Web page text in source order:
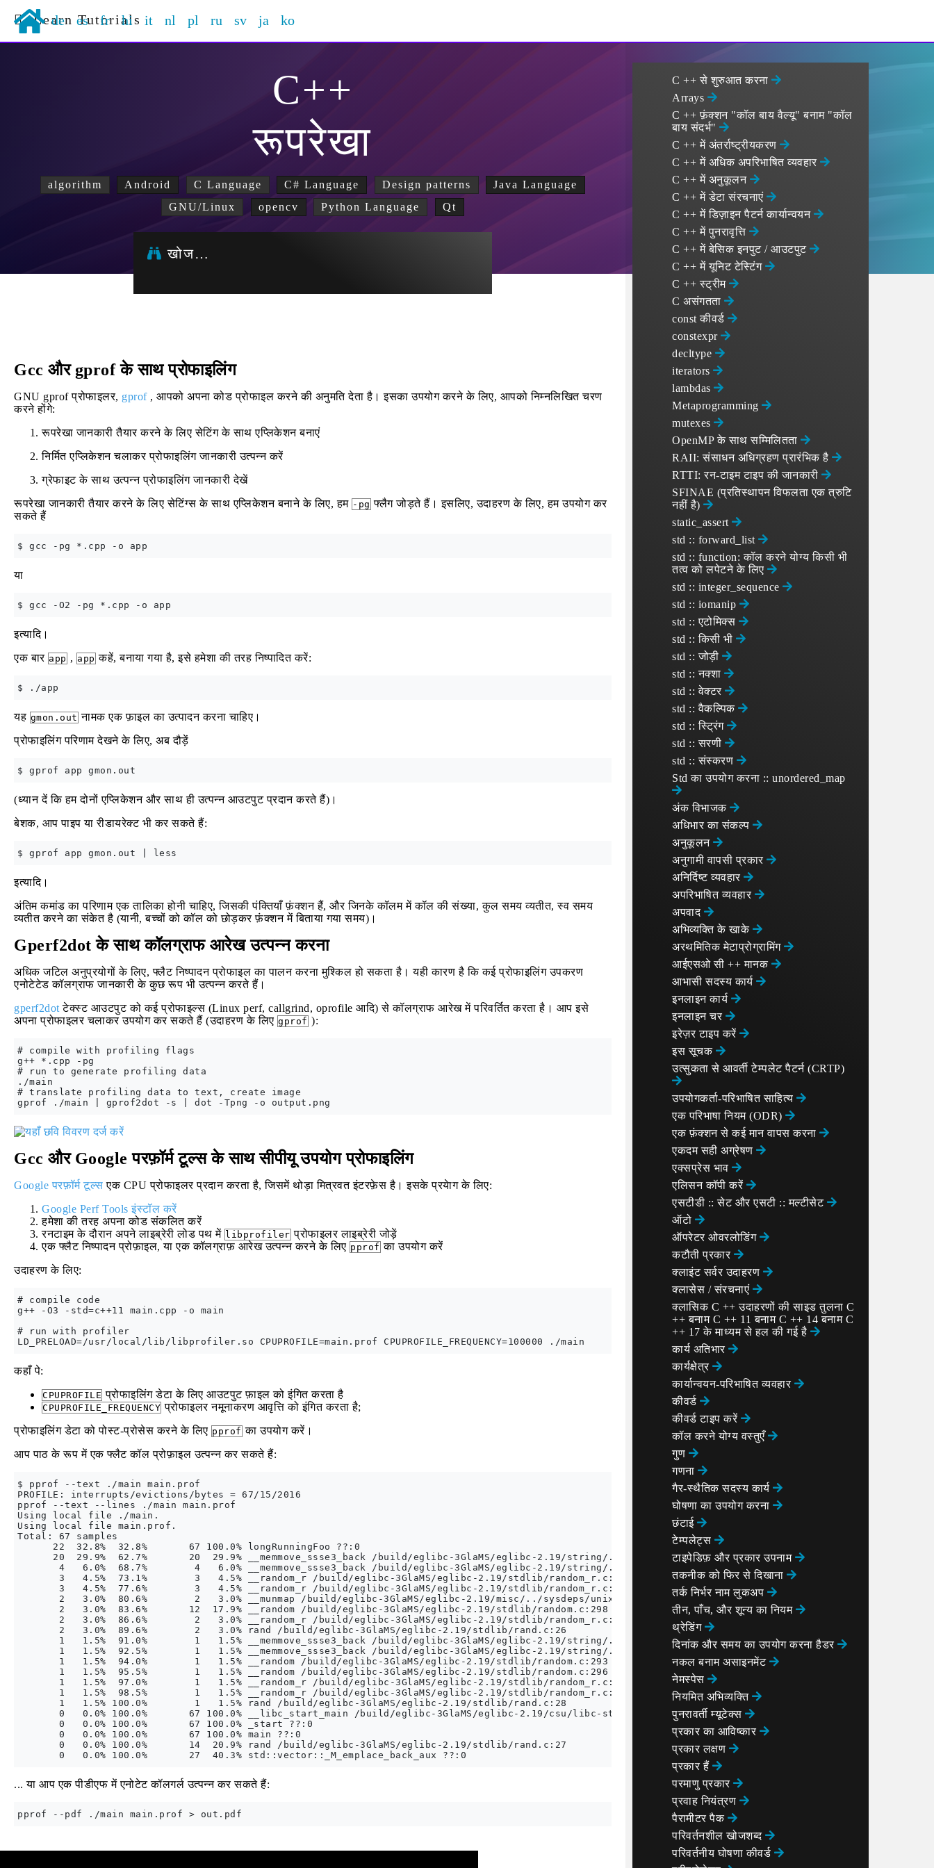
Learn Tutorials
de es fr hi it nl pl ru sv ja ko
C++
रूपरेखा
algorithm Android C Language C# Language Design patterns
Java Language
GNU/Linux
opencv Python Language Qt
खोज…
Gcc और gprof के साथ प्रोफाइलिंग
GNU gprof प्रोफाइलर, gprof, आपको अपना कोड प्रोफाइल करने की अनुमति देता है। इसका उपयोग करने के लिए, आपको निम्नलिखित चरण
करने होंगे:
रूपरेखा जानकारी तैयार करने के लिए सेटिंग के साथ एप्लिकेशन बनाएं
निर्मित एप्लिकेशन चलाकर प्रोफाइलिंग जानकारी उत्पन्न करें
ग्रेफाइट के साथ उत्पन्न प्रोफाइलिंग जानकारी देखें
रूपरेखा जानकारी तैयार करने के लिए सेटिंग्स के साथ एप्लिकेशन बनाने के लिए, हम -pg फ्लैग जोड़ते हैं। इसलिए, उदाहरण के लिए, हम उपयोग कर
सकते हैं
या
इत्यादि।
एक बार app , app कहें, बनाया गया है, इसे हमेशा की तरह निष्पादित करें:
यह gmon.out नामक एक फ़ाइल का उत्पादन करना चाहिए।
प्रोफाइलिंग परिणाम देखने के लिए, अब दौड़ें
(ध्यान दें कि हम दोनों एप्लिकेशन और साथ ही उत्पन्न आउटपुट प्रदान करते हैं)।
बेशक, आप पाइप या रीडायरेक्ट भी कर सकते हैं:
इत्यादि।
अंतिम कमांड का परिणाम एक तालिका होनी चाहिए, जिसकी पंक्तियाँ फ़ंक्शन हैं, और जिनके कॉलम में कॉल की संख्या, कुल समय व्यतीत, स्व समय
व्यतीत करने का संकेत है (यानी, बच्चों को कॉल को छोड़कर फ़ंक्शन में बिताया गया समय)।
Gperf2dot के साथ कॉलग्राफ आरेख उत्पन्न करना
अधिक जटिल अनुप्रयोगों के लिए, फ्लैट निष्पादन प्रोफाइल का पालन करना मुश्किल हो सकता है। यही कारण है कि कई प्रोफाइलिंग उपकरण
एनोटेटेड कॉलग्राफ जानकारी के कुछ रूप भी उत्पन्न करते हैं।
gperf2dot टेक्स्ट आउटपुट को कई प्रोफाइल्स (Linux perf, callgrind, oprofile आदि) से कॉलग्राफ आरेख में परिवर्तित करता है। आप इसे
अपना प्रोफाइलर चलाकर उपयोग कर सकते हैं (उदाहरण के लिए gprof ):
# compile with profiling flags
g++ *.cpp -pg
# run to generate profiling data
./main
# translate profiling data to text, create image
Gcc और Google परफ़ॉर्म टूल्स के साथ सीपीयू उपयोग प्रोफाइलिंग
Google परफ़ॉर्म टूल्स एक CPU प्रोफाइलर प्रदान करता है, जिसमें थोड़ा मित्रवत इंटरफ़ेस है। इसके प्रयेाग के लिए:
Google Perf Tools इंस्टॉल करें
हमेशा की तरह अपना कोड संकलित करें
रनटाइम के दौरान अपने लाइब्रेरी लोड पथ में libprofiler प्रोफाइलर लाइब्रेरी जोड़ें
एक फ्लैट निष्पादन प्रोफ़ाइल, या एक कॉलग्राफ़ आरेख उत्पन्न करने के लिए pprof का उपयोग करें
उदाहरण के लिए:
# compile code
g++ -O3 -std=c++11 main.cpp -o main
# run with profiler
कहाँ पे:
CPUPROFILE प्रोफाइलिंग डेटा के लिए आउटपुट फ़ाइल को इंगित करता है
CPUPROFILE_FREQUENCY प्रोफाइलर नमूनाकरण आवृत्ति को इंगित करता है;
प्रोफाइलिंग डेटा को पोस्ट-प्रोसेस करने के लिए pprof का उपयोग करें।
आप पाठ के रूप में एक फ्लैट कॉल प्रोफ़ाइल उत्पन्न कर सकते हैं:
$ pprof --text ./main main.prof
PROFILE: interrupts/evictions/bytes = 67/15/2016
pprof --text --lines ./main main.prof
Using local file ./main.
Using local file main.prof.
Total: 67 samples
      22  32.8%  32.8%       67 100.0% longRunningFoo ??:0
      20  29.9%  62.7%       20  29.9% __memmove_ssse3_back /build/eglibc-3GlaMS/eglibc-2.19/string/../sysdeps/x86_64/multiarch/memcpy-ssse3-back.S:1627
       4   6.0%  68.7%        4   6.0% __memmove_ssse3_back /build/eglibc-3GlaMS/eglibc-2.19/string/../sysdeps/x86_64/multiarch/memcpy-ssse3-back.S:1619
       3   4.5%  73.1%        3   4.5% __random_r /build/eglibc-3GlaMS/eglibc-2.19/stdlib/random_r.c:388
       3   4.5%  77.6%        3   4.5% __random_r /build/eglibc-3GlaMS/eglibc-2.19/stdlib/random_r.c:401
       2   3.0%  80.6%        2   3.0% __munmap /build/eglibc-3GlaMS/eglibc-2.19/misc/../sysdeps/unix/syscall-template.S:81
       2   3.0%  83.6%       12  17.9% __random /build/eglibc-3GlaMS/eglibc-2.19/stdlib/random.c:298
       2   3.0%  86.6%        2   3.0% __random_r /build/eglibc-3GlaMS/eglibc-2.19/stdlib/random_r.c:385
       2   3.0%  89.6%        2   3.0% rand /build/eglibc-3GlaMS/eglibc-2.19/stdlib/rand.c:26
       1   1.5%  91.0%        1   1.5% __memmove_ssse3_back /build/eglibc-3GlaMS/eglibc-2.19/string/../sysdeps/x86_64/multiarch/memcpy-ssse3-back.S:1617
       1   1.5%  92.5%        1   1.5% __memmove_ssse3_back /build/eglibc-3GlaMS/eglibc-2.19/string/../sysdeps/x86_64/multiarch/memcpy-ssse3-back.S:1623
       1   1.5%  94.0%        1   1.5% __random /build/eglibc-3GlaMS/eglibc-2.19/stdlib/random.c:293
       1   1.5%  95.5%        1   1.5% __random /build/eglibc-3GlaMS/eglibc-2.19/stdlib/random.c:296
       1   1.5%  97.0%        1   1.5% __random_r /build/eglibc-3GlaMS/eglibc-2.19/stdlib/random_r.c:371
       1   1.5%  98.5%        1   1.5% __random_r /build/eglibc-3GlaMS/eglibc-2.19/stdlib/random_r.c:381
       1   1.5% 100.0%        1   1.5% rand /build/eglibc-3GlaMS/eglibc-2.19/stdlib/rand.c:28
       0   0.0% 100.0%       67 100.0% __libc_start_main /build/eglibc-3GlaMS/eglibc-2.19/csu/libc-start.c:287
       0   0.0% 100.0%       67 100.0% _start ??:0
       0   0.0% 100.0%       67 100.0% main ??:0
       0   0.0% 100.0%       14  20.9% rand /build/eglibc-3GlaMS/eglibc-2.19/stdlib/rand.c:27
... या आप एक पीडीएफ में एनोटेट कॉलगर्ल उत्पन्न कर सकते हैं:
C ++ से शुरुआत करना
Arrays
C ++ फ़ंक्शन "कॉल बाय वैल्यू" बनाम "कॉल
बाय संदर्भ"
C ++ में अंतर्राष्ट्रीयकरण
C ++ में अधिक अपरिभाषित व्यवहार
C ++ में अनुकूलन
C ++ में डेटा संरचनाएं
C ++ में डिज़ाइन पैटर्न कार्यान्वयन
C ++ में पुनरावृत्ति
C ++ में बेसिक इनपुट / आउटपुट
C ++ में यूनिट टेस्टिंग
C ++ स्ट्रीम
C असंगतता
const कीवर्ड
constexpr
decltype
iterators
lambdas
Metaprogramming
mutexes
OpenMP के साथ सम्‍मिलितता
RAII: संसाधन अधिग्रहण प्रारंभिक है
RTTI: रन-टाइम टाइप की जानकारी
SFINAE (प्रतिस्थापन विफलता एक त्रुटि
नहीं है)
static_assert
std :: forward_list
std :: function: कॉल करने योग्य किसी भी
तत्व को लपेटने के लिए
std :: integer_sequence
std :: iomanip
std :: एटोमिक्स
std :: किसी भी
std :: जोड़ी
std :: नक्शा
std :: वेक्टर
std :: वैकल्पिक
std :: स्ट्रिंग
std :: सरणी
std :: संस्करण
Std का उपयोग करना :: unordered_map
अंक विभाजक
अधिभार का संकल्प
अनुकूलन
अनुगामी वापसी प्रकार
अनिर्दिष्ट व्यवहार
अपरिभाषित व्यवहार
अपवाद
अभिव्यक्ति के खाके
अरथमितिक मेटाप्रोग्रामिंग
आईएसओ सी ++ मानक
आभासी सदस्य कार्य
इनलाइन कार्य
इनलाइन चर
इरेज़र टाइप करें
इस सूचक
उत्सुकता से आवर्ती टेम्पलेट पैटर्न (CRTP)
उपयोगकर्ता-परिभाषित साहित्य
एक परिभाषा नियम (ODR)
एक फ़ंक्शन से कई मान वापस करना
एकदम सही अग्रेषण
एक्सप्रेस भाव
एलिसन कॉपी करें
एसटीडी :: सेट और एसटी :: मल्टीसेट
ऑटो
ऑपरेटर ओवरलोडिंग
कटौती प्रकार
क्लाइंट सर्वर उदाहरण
क्लासेस / संरचनाएं
क्लासिक C ++ उदाहरणों की साइड तुलना C
++ बनाम C ++ 11 बनाम C ++ 14 बनाम C
++ 17 के माध्यम से हल की गई है
कार्य अतिभार
कार्यक्षेत्र
कार्यान्वयन-परिभाषित व्यवहार
कीवर्ड
कीवर्ड टाइप करें
कॉल करने योग्य वस्तुएँ
गुण
गणना
गैर-स्थैतिक सदस्य कार्य
घोषणा का उपयोग करना
छंटाई
टेम्पलेट्स
टाइपेडिफ़ और प्रकार उपनाम
तकनीक को फिर से दिखाना
तर्क निर्भर नाम लुकअप
तीन, पाँच, और शून्य का नियम
थ्रेडिंग
दिनांक और समय का उपयोग करनाहैडर
नकल बनाम असाइनमेंट
नेमस्पेस
नियमित अभिव्यक्ति
पुनरावर्ती म्यूटेक्स
प्रकार का आविष्कार
प्रकार लक्षण
प्रकार हैं
परमाणु प्रकार
प्रवाह नियंत्रण
पैरामीटर पैक
परिवर्तनशील खोजशब्द
परिवर्तनीय घोषणा कीवर्ड